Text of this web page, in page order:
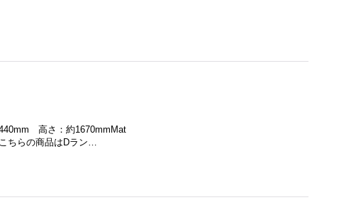
高さ：約1670mmMat
ちらの商品はDラン…